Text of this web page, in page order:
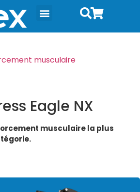
musculaire
Eagle NX
musculaire la plus